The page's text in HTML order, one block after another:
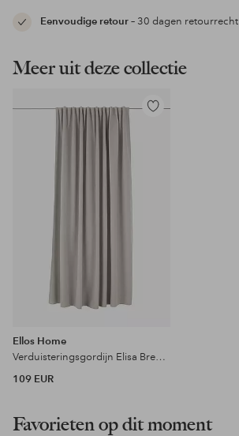
Eenvoudige retour– 30 dagen retourrecht
Meer uit deze collectie
Toevoegen
Ellos Home
Verduisteringsgordijn Elisa Breed 1 st
109 EUR
Favorieten op dit moment